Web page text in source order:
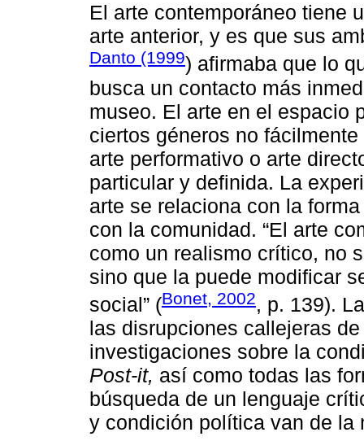
El arte contemporáneo tiene
arte anterior, y es que sus
Danto (1999) afirmaba que lo
busca un contacto más
museo. El arte en el espacio
ciertos géneros no
arte performativo o arte
particular y definida. La
arte se relaciona con la
con la comunidad. “El arte
como un realismo crítico, no
sino que la puede modificar
social” (Bonet, 2002, p. 139).
las disrupciones callejeras
investigaciones sobre la
Post-it, así como todas las
búsqueda de un lenguaje
y condición política van de la